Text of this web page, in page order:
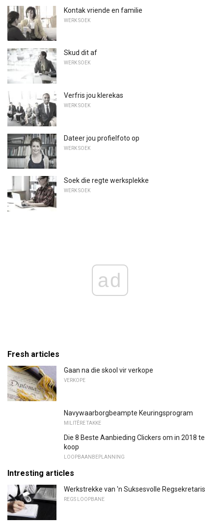
Kontak vriende en familie
WERK SOEK
Skud dit af
WERK SOEK
Verfris jou klerekas
WERK SOEK
Dateer jou profielfoto op
WERK SOEK
Soek die regte werksplekke
WERK SOEK
ad
Fresh articles
Gaan na die skool vir verkope
VERKOPE
Navywaarborgbeampte Keuringsprogram
MILITÊRE TAKKE
Die 8 Beste Aanbieding Clickers om in 2018 te
koop
LOOPBAANBEPLANNING
Intresting articles
Werkstrekke van 'n Suksesvolle Regsekretaris
REGS LOOPBANE